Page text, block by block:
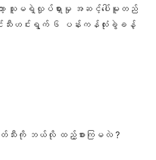
သူမရဲ့လှုပ်ရှားမှု အဆင့်ပေါ်မူတည်
းသီးဟင်းရွက် ၆ ပန်းကန်လုံးခွဲခန့်
တ်သီးကို ဘယ်လို ထည့်စားကြမလဲ ?